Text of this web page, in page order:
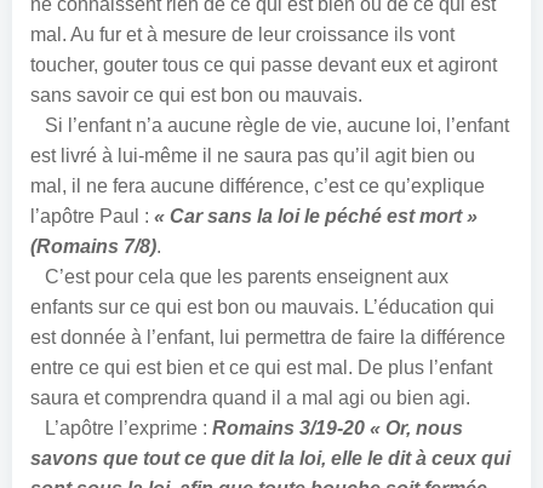
ne connaissent rien de ce qui est bien ou de ce qui est
mal. Au fur et à mesure de leur croissance ils vont
toucher, gouter tous ce qui passe devant eux et agiront
sans savoir ce qui est bon ou mauvais.
Si l’enfant n’a aucune règle de vie, aucune loi, l’enfant
est livré à lui-même il ne saura pas qu’il agit bien ou
mal, il ne fera aucune différence, c’est ce qu’explique
l’apôtre Paul : « Car sans la loi le péché est mort »
(Romains 7/8).
C’est pour cela que les parents enseignent aux
enfants sur ce qui est bon ou mauvais. L’éducation qui
est donnée à l’enfant, lui permettra de faire la différence
entre ce qui est bien et ce qui est mal. De plus l’enfant
saura et comprendra quand il a mal agi ou bien agi.
L’apôtre l’exprime : Romains 3/19-20 « Or, nous
savons que tout ce que dit la loi, elle le dit à ceux qui